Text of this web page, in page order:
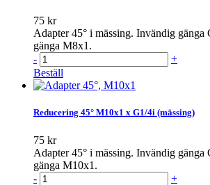
75 kr
Adapter 45° i mässing. Invändig
gänga M8x1.
-
+
Beställ
Reducering 45° M10x1 x G1/4i (mässing)
75 kr
Adapter 45° i mässing. Invändig
gänga M10x1.
-
+